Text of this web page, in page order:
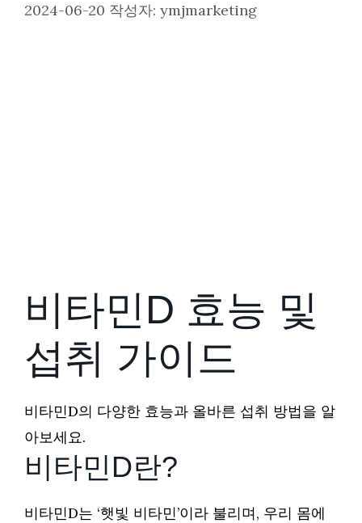
2024-06-20 작성자: ymjmarketing
비타민D 효능 및
섭취 가이드
비타민D의 다양한 효능과 올바른 섭취 방법을 알
아보세요.
비타민D란?
비타민D는 ‘햇빛 비타민’이라 불리며, 우리 몸에